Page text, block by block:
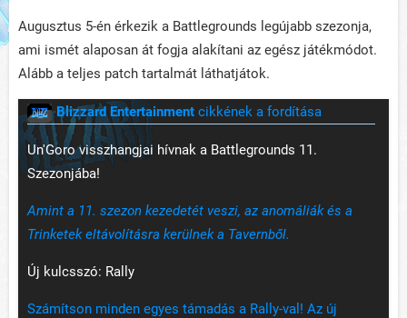
Augusztus 5-én érkezik a Battlegrounds legújabb szezonja,
ami ismét alaposan át fogja alakítani az egész játékmódot.
Alább a teljes patch tartalmát láthatjátok.
Blizzard Entertainment cikkének a fordítása
Un'Goro visszhangjai hívnak a Battlegrounds 11.
Szezonjába!
Amint a 11. szezon kezedetét veszi, az anomáliák és a
Trinketek eltávolításra kerülnek a Tavernből.
Új kulcsszó: Rally
Számítson minden egyes támadás a Rally-val! Az új